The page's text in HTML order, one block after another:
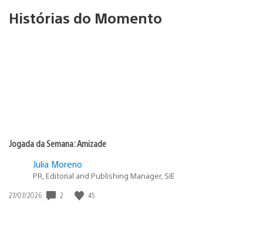
Histórias do Momento
Jogada da Semana: Amizade
Julia Moreno
PR, Editorial and Publishing Manager, SIE
Data
27/07/2026 2 45